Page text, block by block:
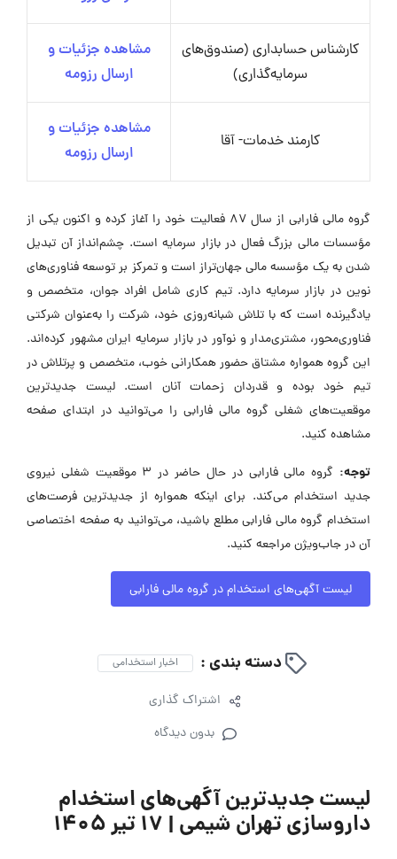
کارشناس حسابداری (صندوق‌های
سرمایه‌گذاری)
مشاهده جزئیات و
ارسال رزومه
کارمند خدمات- آقا
مشاهده جزئیات و
ارسال رزومه
گروه مالی فارابی از سال ۸۷ فعالیت خود را آغاز کرده و اکنون یکی از
مؤسسات مالی بزرگ فعال در بازار سرمایه است. چشم‌انداز آن تبدیل
شدن به یک مؤسسه مالی جهان‌تراز است و تمرکز بر توسعه فناوری‌های
نوین در بازار سرمایه دارد. تیم کاری شامل افراد جوان، متخصص و
یادگیرنده است که با تلاش شبانه‌روزی خود، شرکت را به‌عنوان شرکتی
فناوری‌محور، مشتری‌مدار و نوآور در بازار سرمایه ایران مشهور کرده‌اند.
این گروه همواره مشتاق حضور همکارانی خوب، متخصص و پرتلاش در
تیم خود بوده و قدردان زحمات آنان است. لیست جدیدترین
موقعیت‌های شغلی گروه مالی فارابی را می‌توانید در ابتدای صفحه
مشاهده کنید.
توجه:
گروه مالی فارابی در حال حاضر در ۳ موقعیت شغلی نیروی
جدید استخدام می‌کند. برای اینکه همواره از جدیدترین فرصت‌های
استخدام گروه مالی فارابی مطلع باشید، می‌توانید به صفحه اختصاصی
آن در جاب‌ویژن مراجعه کنید.
لیست آگهی‌های استخدام در گروه مالی فارابی
دسته بندی : اخبار استخدامی
اشتراک گذاری
بدون دیدگاه
لیست جدیدترین آگهی‌های استخدام
داروسازی تهران شیمی | ۱۷ تیر ۱۴۰۵